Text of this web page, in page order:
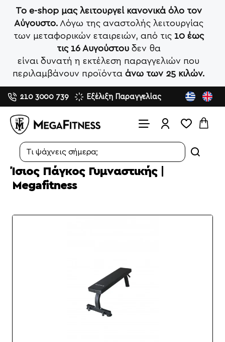
Το e-shop μας λειτουργεί κανονικά όλο τον
Αύγουστο.Λόγω της αναστολής λειτουργίας
των μεταφορικών εταιρειών, από τις 10 έως
τις 16 Αυγούστουδεν θα
είναι δυνατή η εκτέλεση παραγγελιών που
περιλαμβάνουν προϊόντα άνω των 25 κιλών.
210 3000 739 Εξέλιξη Παραγγελίας
Search...
Ίσιος Πάγκος Γυμναστικής |
Megafitness